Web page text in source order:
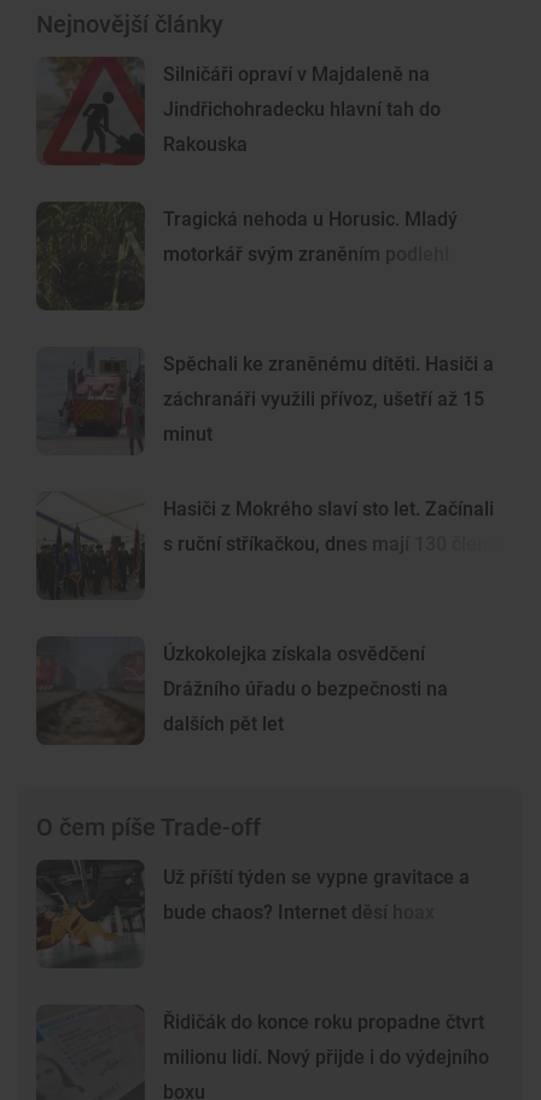
Nejnovější články
Silničáři opraví v Majdaleně na
Jindřichohradecku hlavní tah do
Rakouska
Tragická nehoda u Horusic. Mladý
motorkář svým zraněním podlehl
Spěchali ke zraněnému dítěti. Hasiči a
záchranáři využili přívoz, ušetří až 15
minut
Hasiči z Mokrého slaví sto let. Začínali
s ruční stříkačkou, dnes mají 130 členů
Úzkokolejka získala osvědčení
Drážního úřadu o bezpečnosti na
dalších pět let
O čem píše Trade-off
Už příští týden se vypne gravitace a
bude chaos? Internet děsí hoax
Řidičák do konce roku propadne čtvrt
milionu lidí. Nový přijde i do výdejního
boxu